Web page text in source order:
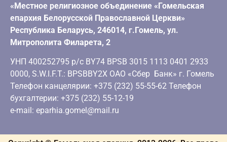
«Местное религиозное объединение «Гомельская
епархия Белорусской Православной Церкви»
Республика Беларусь, 246014, г.Гомель, ул.
Митрополита Филарета, 2
УНП 400252795 р/с BY74 BPSB 3015 1113 0401 2933
0000, S.W.I.F.T.: BPSBBY2X ОАО «Сбер Банк» г. Гомель
Телефон канцелярии: +375 (232) 55-55-62 Телефон
бухгалтерии: +375 (232) 55-12-19
e-mail: eparhia.gomel@mail.ru